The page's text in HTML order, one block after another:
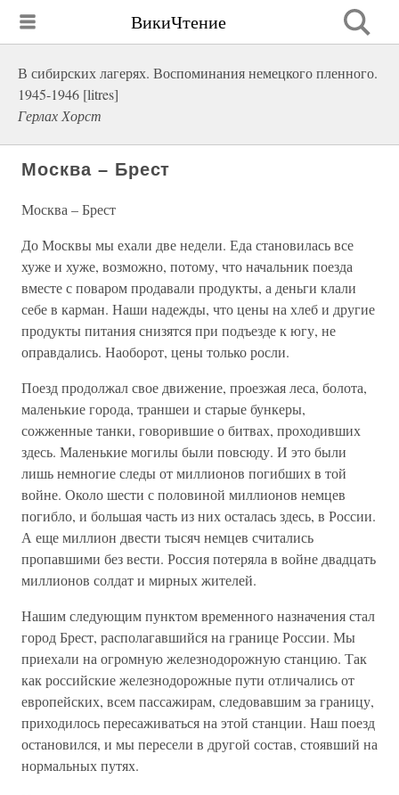
ВикиЧтение
В сибирских лагерях. Воспоминания немецкого пленного.
1945-1946 [litres]
Герлах Хорст
Москва – Брест
Москва – Брест
До Москвы мы ехали две недели. Еда становилась все
хуже и хуже, возможно, потому, что начальник поезда
вместе с поваром продавали продукты, а деньги клали
себе в карман. Наши надежды, что цены на хлеб и другие
продукты питания снизятся при подъезде к югу, не
оправдались. Наоборот, цены только росли.
Поезд продолжал свое движение, проезжая леса, болота,
маленькие города, траншеи и старые бункеры,
сожженные танки, говорившие о битвах, проходивших
здесь. Маленькие могилы были повсюду. И это были
лишь немногие следы от миллионов погибших в той
войне. Около шести с половиной миллионов немцев
погибло, и большая часть из них осталась здесь, в России.
А еще миллион двести тысяч немцев считались
пропавшими без вести. Россия потеряла в войне двадцать
миллионов солдат и мирных жителей.
Нашим следующим пунктом временного назначения стал
город Брест, располагавшийся на границе России. Мы
приехали на огромную железнодорожную станцию. Так
как российские железнодорожные пути отличались от
европейских, всем пассажирам, следовавшим за границу,
приходилось пересаживаться на этой станции. Наш поезд
остановился, и мы пересели в другой состав, стоявший на
нормальных путях.